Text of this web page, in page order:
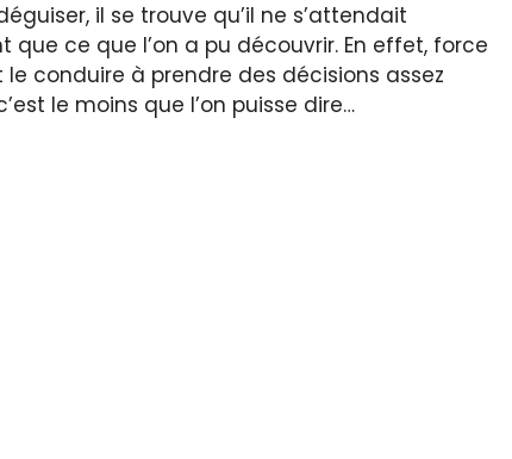
il se trouve qu’il ne s’attendait
ce que l’on a pu découvrir. En effet, force
conduire à prendre des décisions assez
le moins que l’on puisse dire…